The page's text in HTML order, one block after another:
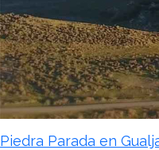
Piedra Parada en